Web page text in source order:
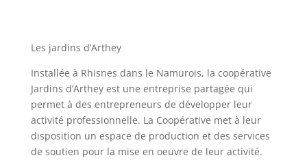
Les jardins d’Arthey
Installée à Rhisnes dans le Namurois, la coopérative
Jardins d’Arthey est une entreprise partagée qui
permet à des entrepreneurs de développer leur
activité professionnelle. La Coopérative met à leur
disposition un espace de production et des services
de soutien pour la mise en oeuvre de leur activité.